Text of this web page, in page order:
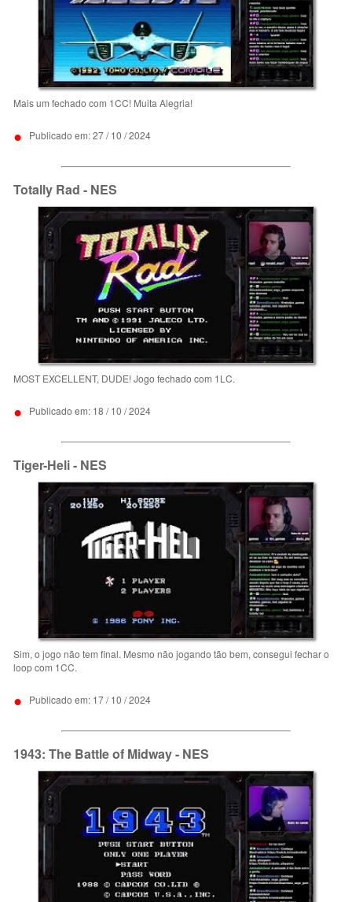
Mais um fechado com 1CC! Muita Alegria!
• Publicado em: 27 / 10 / 2024
Totally Rad - NES
MOST EXCELLENT, DUDE! Jogo fechado com 1LC.
• Publicado em: 18 / 10 / 2024
Tiger-Heli - NES
Sim, o jogo não tem final. Mesmo não jogando tão bem, consegui fechar o
loop com 1CC.
• Publicado em: 17 / 10 / 2024
1943: The Battle of Midway - NES